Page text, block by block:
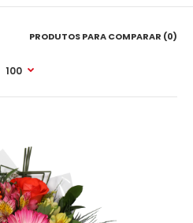
PRODUTOS PARA COMPARAR (0)